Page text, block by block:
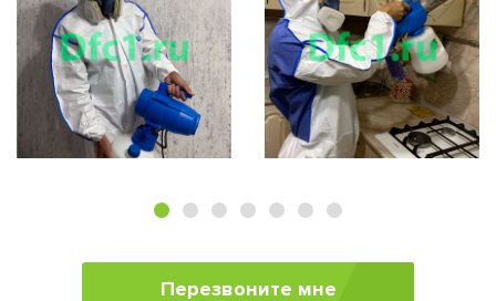
Перезвоните мне